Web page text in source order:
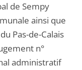
de Sempy
ainsi que
Pas-de-Calais
n°
administratif